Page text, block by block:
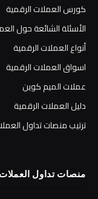
كورس العملات الرقمية
الأسئلة الشائعة حول
أنواع العملات الرقمية
اسواق العملات الرقمية
عملات الميم كوين
دليل العملات الرقمية
ترتيب منصات تداول
منصات تداول